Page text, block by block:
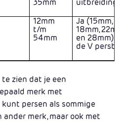
35mm
12mm
t/m
54mm
Ja (15mm,
18mm,
en 28mm)
de V
zien dat je een
merk met
persen als sommige
merk, maar ook met